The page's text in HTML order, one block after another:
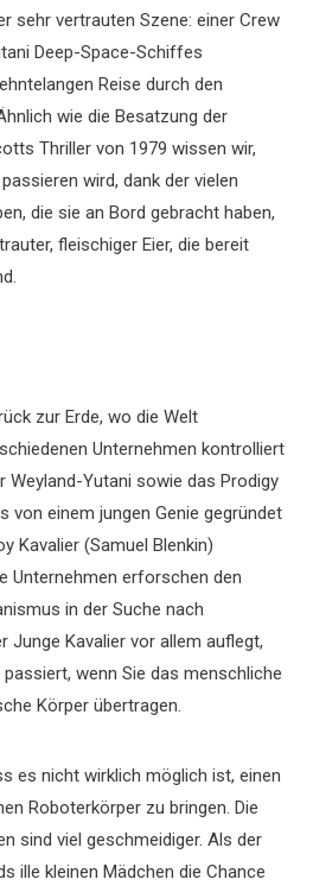
sehr vertrauten Szene: einer Crew
Deep-Space-Schiffes
Reise durch den
wie die Besatzung der
Thriller von 1979 wissen wir,
wird, dank der vielen
die sie an Bord gebracht haben,
fleischiger Eier, die bereit
zur Erde, wo die Welt
Unternehmen kontrolliert
Weyland-Yutani sowie das Prodigy
von einem jungen Genie gegründet
Kavalier (Samuel Blenkin)
Unternehmen erforschen den
in der Suche nach
Junge Kavalier vor allem auflegt,
wenn Sie das menschliche
Körper übertragen.
es nicht wirklich möglich ist, einen
Roboterkörper zu bringen. Die
sind viel geschmeidiger. Als der
ille kleinen Mädchen die Chance